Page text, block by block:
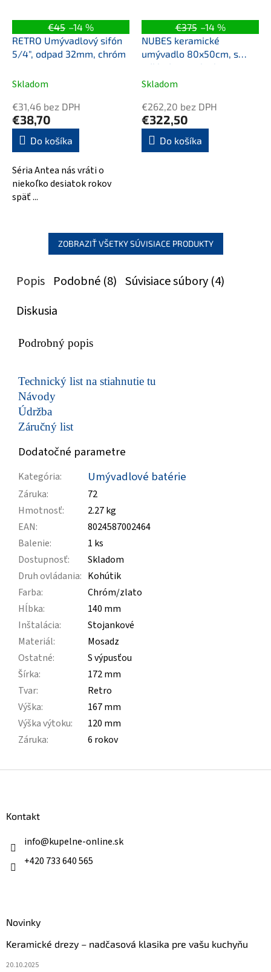
€45 –14 %
RETRO Umývadlový sifón
5/4", odpad 32mm, chróm
Skladom
€31,46 bez DPH
€38,70
Do košíka
Séria Antea nás vráti o
niekoľko desiatok rokov
späť ...
€375 –14 %
NUBES keramické
umývadlo 80x50cm, s
odkladacou plochou
vpravo, biela ExtraGlaze
Skladom
€262,20 bez DPH
€322,50
Do košíka
ZOBRAZIŤ VŠETKY SÚVISIACE PRODUKTY
Popis Podobné (8) Súvisiace súbory (4)
Diskusia
Podrobný popis
Technický list na stiahnutie tu
Návody
Údržba
Záručný list
Dodatočné parametre
Kategória: Umývadlové batérie
Záruka:
72
Hmotnosť:
2.27 kg
EAN:
8024587002464
Balenie:
1 ks
Dostupnosť:
Skladom
Druh ovládania: Kohútik
Farba:
Chróm/zlato
Hĺbka:
140 mm
Inštalácia:
Stojankové
Materiál:
Mosadz
Ostatné:
S výpusťou
Šírka:
172 mm
Tvar:
Retro
Výška:
167 mm
Výška výtoku:
120 mm
Záruka: 6 rokov
Kontakt
info@kupelne-online.sk
+420 733 640 565
Novinky
Keramické drezy – nadčasová klasika pre vašu kuchyňu
20.10.2025